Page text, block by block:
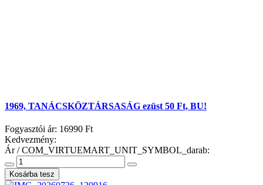
1969, TANÁCSKÖZTÁRSASÁG ezüst 50 Ft, BU!
Fogyasztói ár: 16990 Ft
Kedvezmény:
Ár / COM_VIRTUEMART_UNIT_SYMBOL_darab: